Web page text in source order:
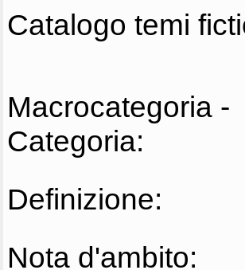
Catalogo temi
Macrocategoria -
Categoria:
Definizione:
Nota d'ambito: